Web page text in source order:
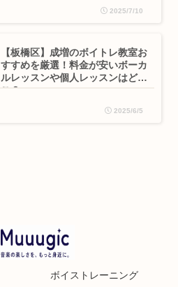
2025/7/10
【板橋区】成増のボイトレ教室お
すすめを厳選！料金が安いボーカ
ルレッスンや個人レッスンはど
こ？
2025/6/5
ボイストレーニング